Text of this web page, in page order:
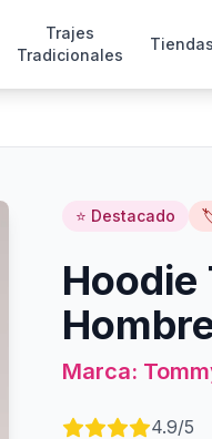
Trajes
Tradicionales
Tiendas
⭐ Destacado
Marca:
4.9/5